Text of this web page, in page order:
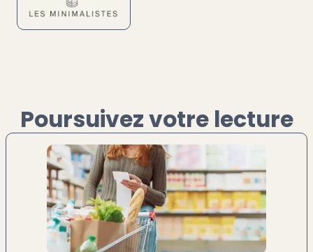
Poursuivez votre lecture